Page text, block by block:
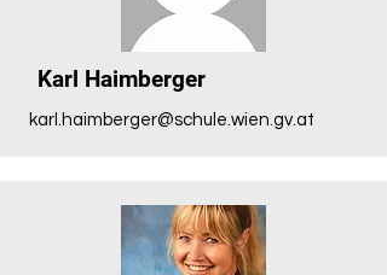
Karl Haimberger
karl.haimberger@schule.wien.gv.at